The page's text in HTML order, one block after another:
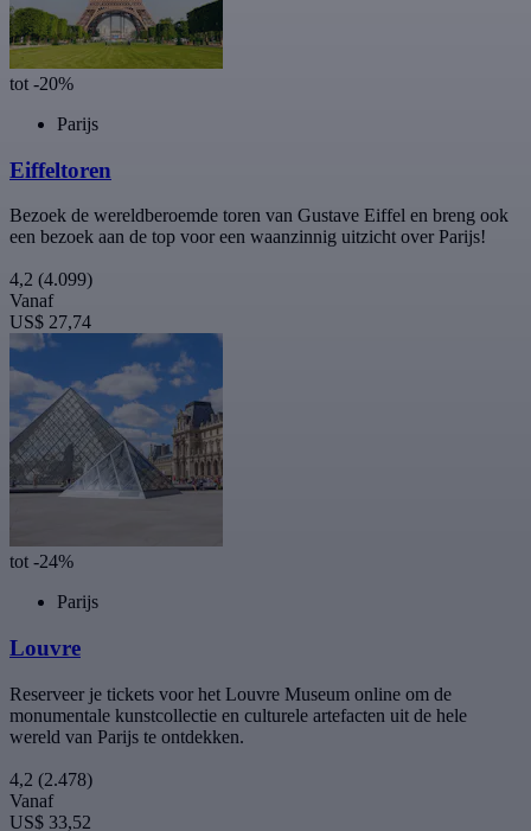
tot -20%
Parijs
Eiffeltoren
Bezoek de wereldberoemde toren van Gustave Eiffel en breng ook
een bezoek aan de top voor een waanzinnig uitzicht over Parijs!
4,2 (4.099)
Vanaf
US$ 27,74
tot -24%
Parijs
Louvre
Reserveer je tickets voor het Louvre Museum online om de
monumentale kunstcollectie en culturele artefacten uit de hele
wereld van Parijs te ontdekken.
4,2 (2.478)
Vanaf
US$ 33,52